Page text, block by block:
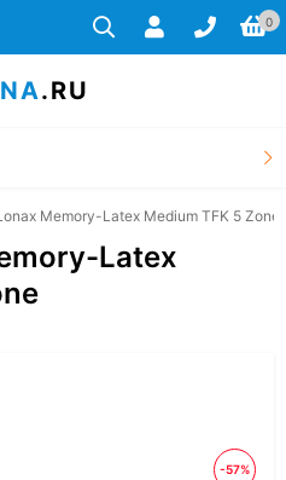
0
.RU
Memory-Latex Medium TFK 5 Zone
Latex
-57%